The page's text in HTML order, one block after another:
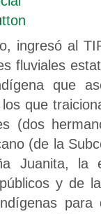
ingresó al
fluviales
que
que
(dos
(de la
Juanita, la
y de